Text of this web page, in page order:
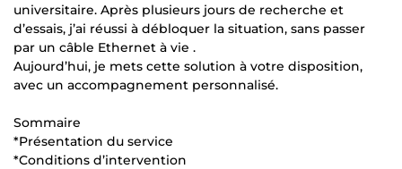
universitaire. Après plusieurs jours de recherche et
d’essais, j’ai réussi à débloquer la situation, sans passer
par un câble Ethernet à vie .
Aujourd’hui, je mets cette solution à votre disposition,
avec un accompagnement personnalisé.
Sommaire
*Présentation du service
*Conditions d’intervention